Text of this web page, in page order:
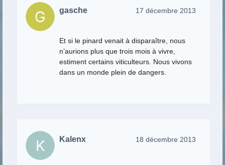
gasche 17 décembre 2013
Et si le pinard venait à disparaître, nous
n’aurions plus que trois mois à vivre,
estiment certains viticulteurs. Nous vivons
dans un monde plein de dangers.
Kalenx 18 décembre 2013